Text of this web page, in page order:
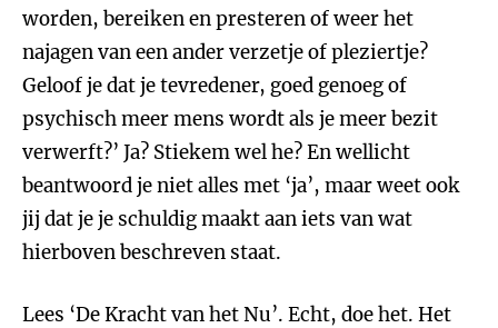
worden, bereiken en presteren of weer het
najagen van een ander verzetje of pleziertje?
Geloof je dat je tevredener, goed genoeg of
psychisch meer mens wordt als je meer bezit
verwerft?’ Ja? Stiekem wel he? En wellicht
beantwoord je niet alles met ‘ja’, maar weet ook
jij dat je je schuldig maakt aan iets van wat
hierboven beschreven staat.
Lees ‘De Kracht van het Nu’. Echt, doe het. Het